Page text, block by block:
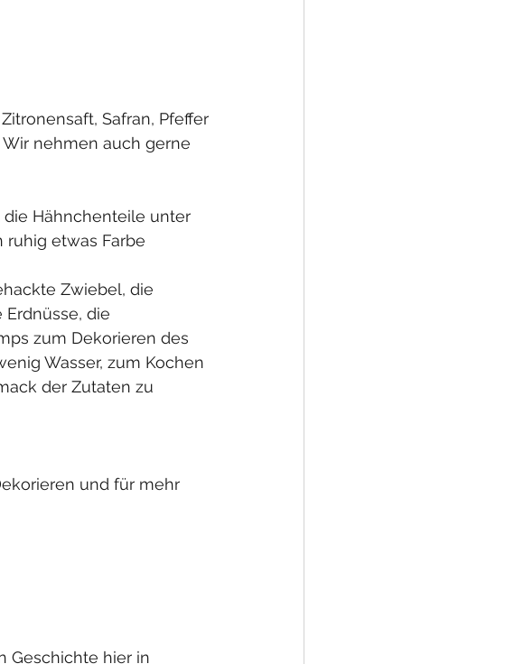
Safran, Pfeffer
nehmen auch gerne
die Hähnchenteile unter
etwas Farbe
Zwiebel, die
Erdnüsse, die
zum Dekorieren des
Wasser, zum Kochen
der Zutaten zu
und für mehr
Geschichte hier in